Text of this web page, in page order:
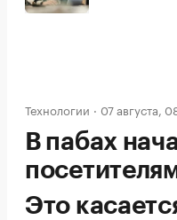
Технологии 07 августа,
В пабах
Это